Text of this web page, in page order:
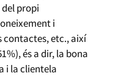
del propi
i
contactes, etc., així
és a dir, la bona
i la clientela